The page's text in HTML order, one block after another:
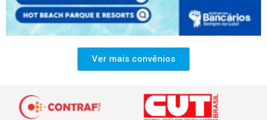
Ver mais convênios